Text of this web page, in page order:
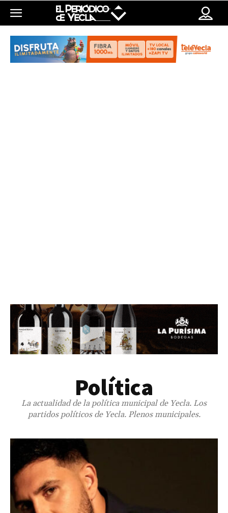
Política
La actualidad de la política municipal de Yecla. Los
partidos políticos de Yecla. Plenos municipales.